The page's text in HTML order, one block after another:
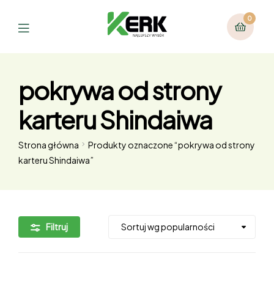
0
pokrywa od strony
karteru Shindaiwa
Strona główna
Produkty oznaczone “pokrywa od strony
karteru Shindaiwa”
Filtruj